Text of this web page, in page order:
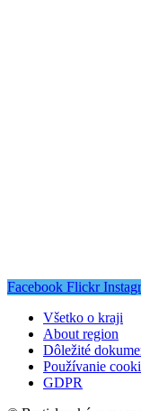
Facebook Flickr
Všetko o kraji
About region
Dôležité
Používanie
GDPR